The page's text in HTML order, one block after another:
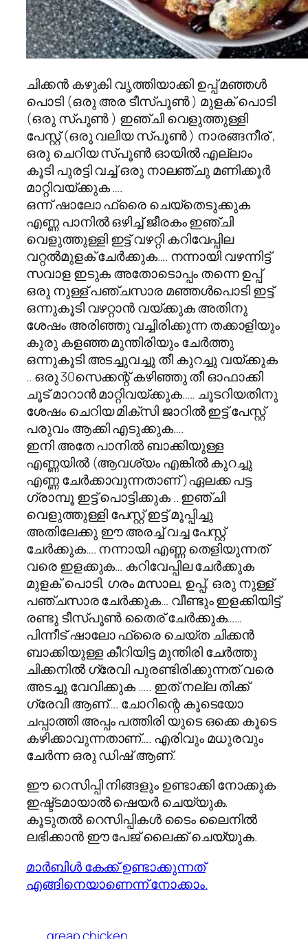
ചിക്കൻ കഴുകി വൃത്തിയാക്കി ഉപ്പ് മഞ്ഞൾ
പൊടി (ഒരു അര ടീസ്പൂൺ ) മുളക് പൊടി
(ഒരു സ്പൂൺ ) ഇഞ്ചി വെളുത്തുള്ളി
പേസ്റ്റ് (ഒരു വലിയ സ്പൂൺ ) നാരങ്ങനീര് ,
ഒരു ചെറിയ സ്പൂൺ ഓയിൽ എല്ലാം
കൂടി പുരട്ടി വച്ച് ഒരു നാലഞ്ചു മണിക്കൂർ
മാറ്റിവയ്ക്കുക ….
ഒന്ന് ഷാലോ ഫ്രൈ ചെയ്തെടുക്കുക
എണ്ണ പാനിൽ ഒഴിച്ച് ജീരകം ഇഞ്ചി
വെളുത്തുള്ളി ഇട്ട് വഴറ്റി കറിവേപ്പില
വറ്റൽമുളക് ചേർക്കുക…. നന്നായി വഴന്നിട്ട്
സവാള ഇടുക അതോടൊപ്പം തന്നെ ഉപ്പ്
ഒരു നുള്ള് പഞ്ചസാര മഞ്ഞൾപൊടി ഇട്ട്
ഒന്നുകൂടി വഴറ്റാൻ വയ്ക്കുക അതിനു
ശേഷം അരിഞ്ഞു വച്ചിരിക്കുന്ന തക്കാളിയും
കുരു കളഞ്ഞ മുന്തിരിയും ചേർത്തു
ഒന്നുകൂടി അടച്ചുവച്ചു തീ കുറച്ചു വയ്ക്കുക
.. ഒരു 30സെക്കന്റ്‌ കഴിഞ്ഞു തീ ഓഫാക്കി
ചൂട് മാറാൻ മാറ്റിവയ്ക്കുക….. ചൂടറിയതിനു
ശേഷം ചെറിയ മിക്സി ജാറിൽ ഇട്ട് പേസ്റ്റ്
പരുവം ആക്കി എടുക്കുക….
ഇനി അതേ പാനിൽ ബാക്കിയുള്ള
എണ്ണയിൽ (ആവശ്യം എങ്കിൽ കുറച്ചു
എണ്ണ ചേർക്കാവുന്നതാണ് )ഏലക്ക പട്ട
ഗ്രാമ്പൂ ഇട്ട് പൊട്ടിക്കുക .. ഇഞ്ചി
വെളുത്തുള്ളി പേസ്റ്റ് ഇട്ട് മൂപ്പിച്ചു
അതിലേക്കു ഈ അരച്ച് വച്ച പേസ്റ്റ്
ചേർക്കുക…. നന്നായി എണ്ണ തെളിയുന്നത്
വരെ ഇളക്കുക… കറിവേപ്പില ചേർക്കുക
മുളക് പൊടി, ഗരം മസാല, ഉപ്പ്, ഒരു നുള്ള്
പഞ്ചസാര ചേർക്കുക… വീണ്ടും ഇളക്കിയിട്ട്
രണ്ടു ടീസ്പൂൺ തൈര് ചേർക്കുക……
പിന്നീട് ഷാലോ ഫ്രൈ ചെയ്ത ചിക്കൻ
ബാക്കിയുള്ള കീറിയിട്ട മുന്തിരി ചേർത്തു
ചിക്കനിൽ ഗ്രേവി പുരണ്ടിരിക്കുന്നത് വരെ
അടച്ചു വേവിക്കുക ….. ഇത്‌ നല്ല തിക്ക്
ഗ്രേവി ആണ്…. ചോറിന്റെ കൂടെയോ
ചപ്പാത്തി അപ്പം പത്തിരി യുടെ ഒക്കെ കൂടെ
കഴിക്കാവുന്നതാണ്…. എരിവും മധുരവും
ചേർന്ന ഒരു ഡിഷ്‌ ആണ്.
ഈ റെസിപ്പി നിങ്ങളും ഉണ്ടാക്കി നോക്കുക
ഇഷ്ട്ടമായാല്‍ ഷെയര്‍ ചെയ്യുക.
കൂടുതല്‍ റെസിപ്പികള്‍ ടൈം ലൈനില്‍
ലഭിക്കാന്‍ ഈ പേജ് ലൈക്ക് ചെയ്യുക.
മാര്‍ബിള്‍ കേക്ക് ഉണ്ടാക്കുന്നത്
എങ്ങിനെയാണെന്ന് നോക്കാം.
greap chicken